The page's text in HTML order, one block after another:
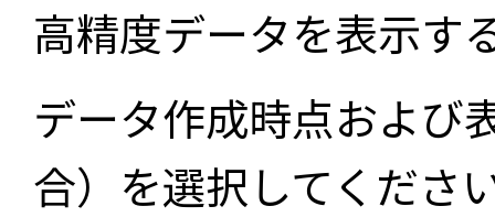
高精度データを表示す
データ作成時点および
合）を選択してくださ